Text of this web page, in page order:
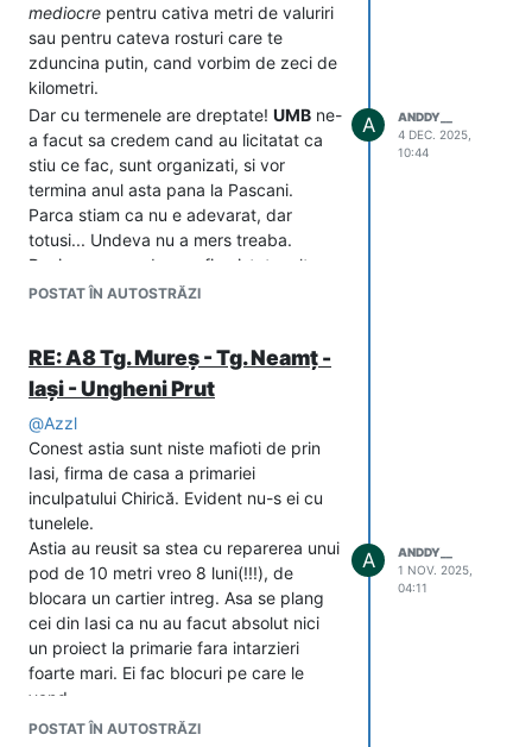
mediocre pentru cativa metri de valuriri
sau pentru cateva rosturi care te
zduncina putin, cand vorbim de zeci de
kilometri.
Dar cu termenele are dreptate! UMB ne-
a facut sa credem cand au licitatat ca
stiu ce fac, sunt organizati, si vor
termina anul asta pana la Pascani.
Parca stiam ca nu e adevarat, dar
totusi... Undeva nu a mers treaba.
Desigur, nu cred ca ar fi existat o alta
firma sa lucreze mai repede atat de
pentru intazierile pe tot Focsani-
Pascani. Sau banii, Sau vremea.
Dar surpriza cea mai mare e ca nu va
termina nici in termenul PNRR pana la
Pascani (+capatul A8), cum am sperat,
realist.ASTA ma deranjeaza foarte
tare!
POSTAT ÎN AUTOSTRĂZI
A
ANDDY__
4 DEC. 2025,
10:44
RE: A8 Tg. Mureș - Tg. Neamț -
Iași - Ungheni Prut
@Azzl
Conest astia sunt niste mafioti de prin
Iasi, firma de casa a primariei
inculpatului Chirică. Evident nu-s ei cu
tunelele.
Astia au reusit sa stea cu reparerea unui
pod de 10 metri vreo 8 luni(!!!), de
blocara un cartier intreg. Asa se plang
cei din Iasi ca nu au facut absolut nici
un proiect la primarie fara intarzieri
foarte mari. Ei fac blocuri pe care le
vand.
POSTAT ÎN AUTOSTRĂZI
A
ANDDY__
1 NOV. 2025,
04:11